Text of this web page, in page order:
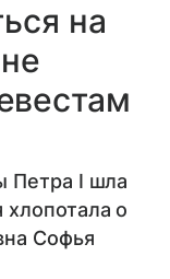
на
Петра I шла
хлопотала о
Софья